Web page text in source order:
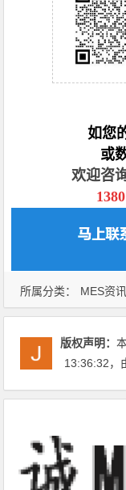
所属分类： MES资讯
如您
或
欢迎咨
版权声明：
13:36:32，